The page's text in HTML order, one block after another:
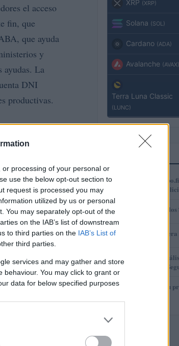
processing of your personal or
use the below opt-out section to
request is processed you may
utilized by us or personal
You may separately opt-out of the
on the IAB’s list of downstream
to third parties on the IAB’s List of
third parties.
services and may gather and store
behaviour. You may click to grant or
data for below specified purposes
el acceso
fin, que
que ayuda
y
ayudas. La
DNI
productivas.
nuevos
De
lo que resalta
XRP (XRP)
Solana (SOL)
Cardano (ADA)
Avalanche (AVAX)
Terra Luna Classic
(LUNC)
1
Préstamos en
ofrecen y cómo
2 ¿AMP alcanzará los
3 Revisión de
4
Gana Crédito:
Funcionalidad y
5 Cómo construir tu